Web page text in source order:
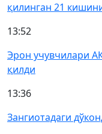
қилинган 21
13:52
Эрон учувчилари
қилди
13:36
Зангиотадаги